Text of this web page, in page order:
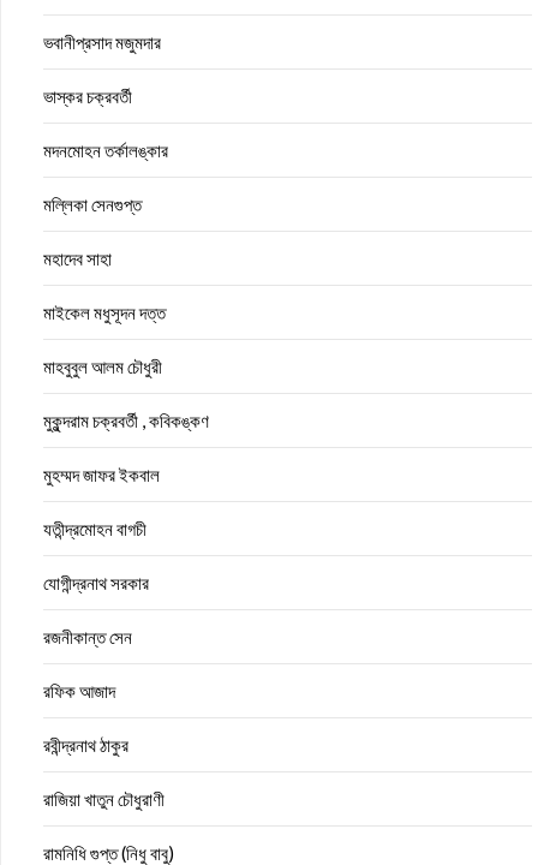
ভবানীপ্রসাদ মজুমদার
ভাস্কর চক্রবর্তী
মদনমোহন তর্কালঙ্কার
মল্লিকা সেনগুপ্ত
মহাদেব সাহা
মাইকেল মধুসূদন দত্ত
মাহবুবুল আলম চৌধুরী
মুকুন্দরাম চক্রবর্তী , কবিকঙ্কণ
মুহম্মদ জাফর ইকবাল
যতীন্দ্রমোহন বাগচী
যোগীন্দ্রনাথ সরকার
রজনীকান্ত সেন
রফিক আজাদ
রবীন্দ্রনাথ ঠাকুর
রাজিয়া খাতুন চৌধুরাণী
রামনিধি গুপ্ত (নিধু বাবু)